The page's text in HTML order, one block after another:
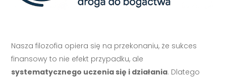
Nasza filozofia opiera się na przekonaniu, że sukces
finansowy to nie efekt przypadku, ale
systematycznego uczenia się i działania. Dlatego